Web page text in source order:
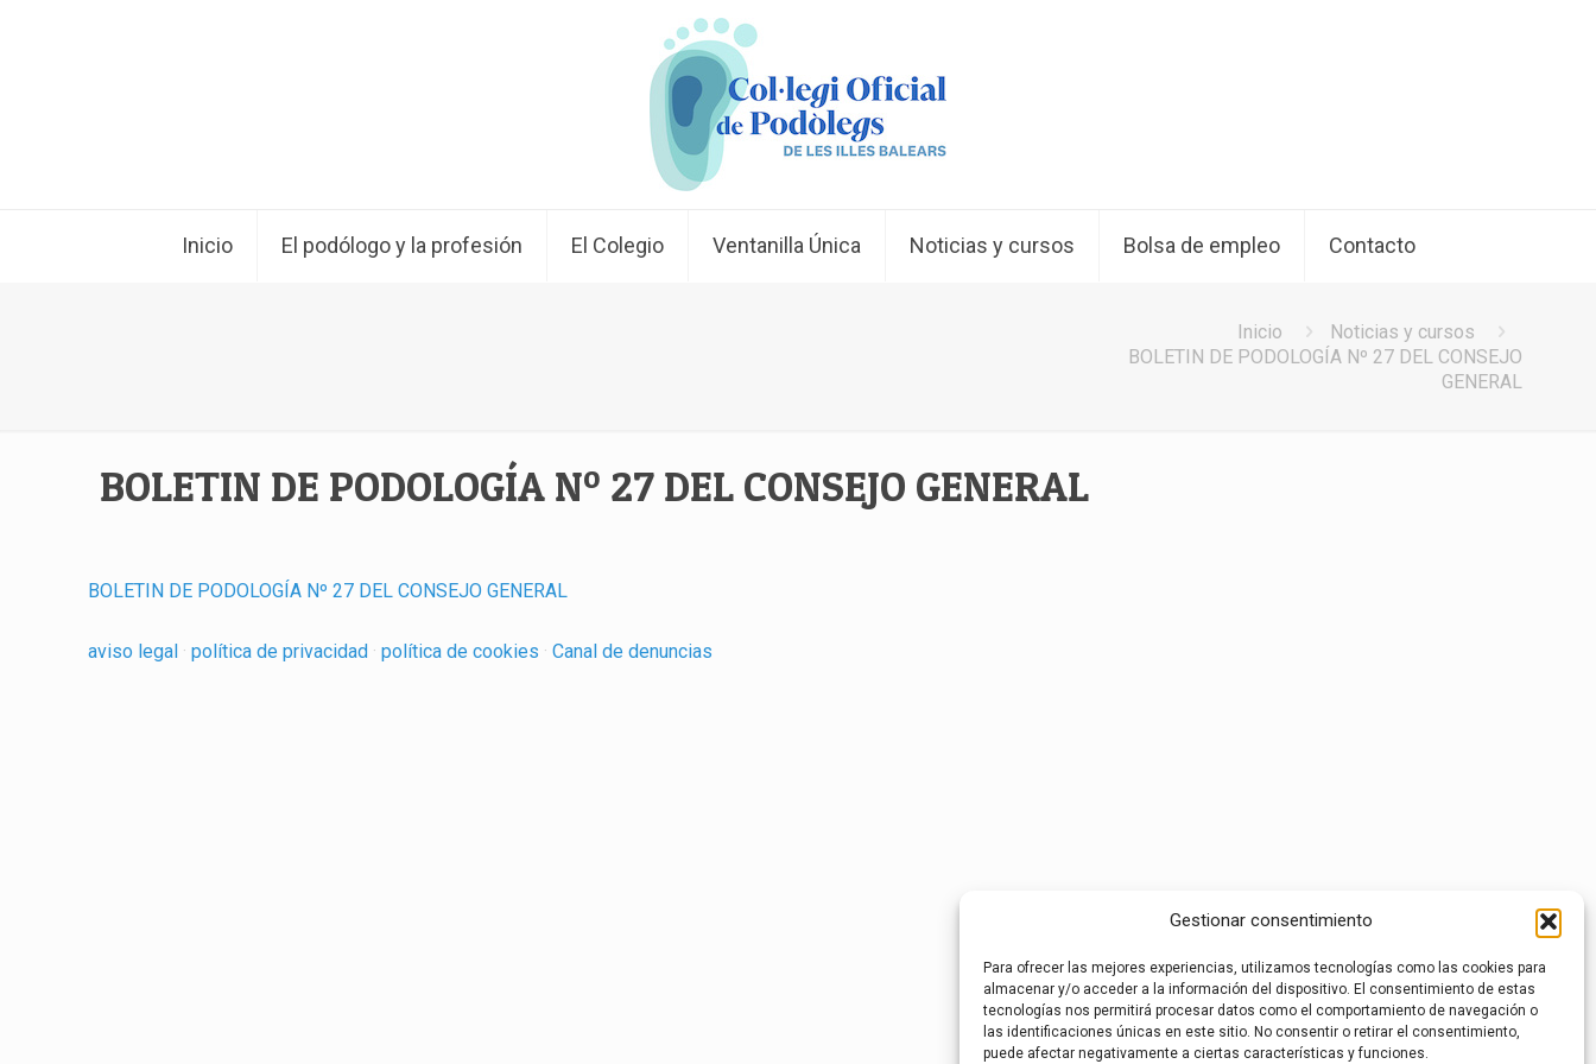
Gestionar consentimiento
Para ofrecer las mejores experiencias, utilizamos tecnologías como las cookies para
almacenar y/o acceder a la información del dispositivo. El consentimiento de estas
tecnologías nos permitirá procesar datos como el comportamiento de navegación o
las identificaciones únicas en este sitio. No consentir o retirar el consentimiento,
puede afectar negativamente a ciertas características y funciones.
Inicio El podólogo y la profesión El Colegio Ventanilla Única Noticias y cursos Bolsa de empleo Contacto
Inicio
Noticias y cursos
BOLETIN DE PODOLOGÍA Nº 27 DEL CONSEJO
GENERAL
BOLETIN DE PODOLOGÍA Nº 27 DEL CONSEJO GENERAL
BOLETIN DE PODOLOGÍA Nº 27 DEL CONSEJO GENERAL
aviso legal · política de privacidad · política de cookies · Canal de denuncias